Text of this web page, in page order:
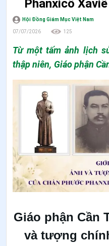
Phanxicô
Hội Đồng Giám Mục Việt Nam
07/07/2026 125
Từ một tấm ảnh lịch sử được gìn giữ qua nhiều
thập niên, Giáo phận Cần Thơ
ảnh và tượng Chân
Bửu Diệp đã được phục dựng và chuẩn hóa dựa
trên những tư liệu xác
việc xác lập mẫu hình
toàn Giáo phận và mọi nơi, nhưng còn
cộng đoàn chiêm ngắm
đã hiến dâng mạng sống vì đoàn chiên, đồng thời
khám phá những câu
phòng của Thiên
Giáo phận Cần
và tượng